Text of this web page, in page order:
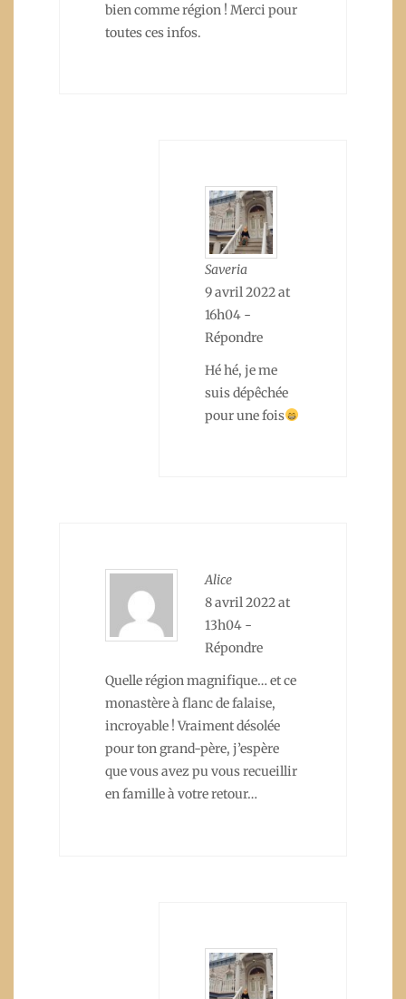
bien comme région ! Merci pour
toutes ces infos.
Saveria
9 avril 2022 at
16h04 -
Répondre
Hé hé, je me
suis dépêchée
pour une fois
Alice
8 avril 2022 at
13h04 -
Répondre
Quelle région magnifique… et ce
monastère à flanc de falaise,
incroyable ! Vraiment désolée
pour ton grand-père, j’espère
que vous avez pu vous recueillir
en famille à votre retour…